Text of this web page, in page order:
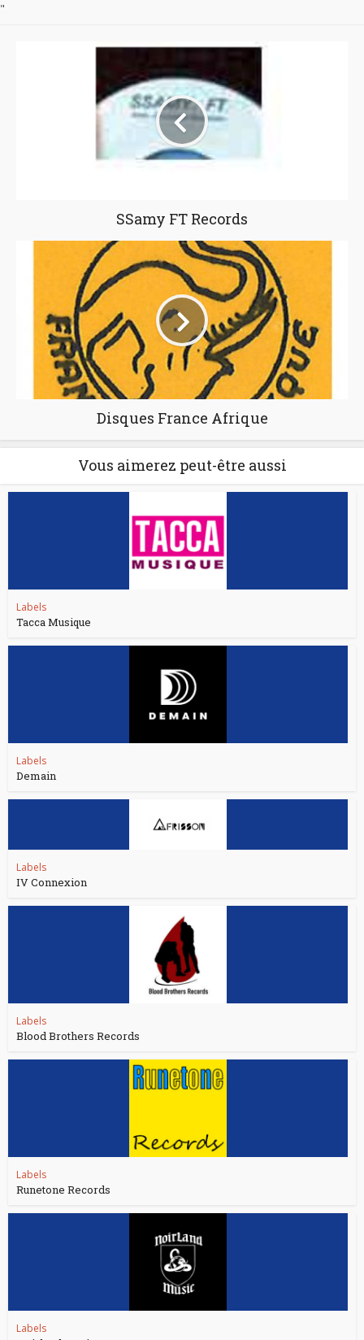
"
SSamy FT Records
Disques France Afrique
Vous aimerez peut-être aussi
Labels
Tacca Musique
Labels
Demain
Labels
IV Connexion
Labels
Blood Brothers Records
Labels
Runetone Records
Labels